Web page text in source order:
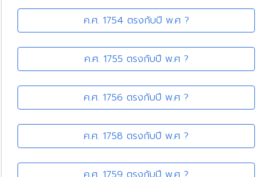
ค.ศ. 1754 ตรงกับปี พ.ศ ?
ค.ศ. 1755 ตรงกับปี พ.ศ ?
ค.ศ. 1756 ตรงกับปี พ.ศ ?
ค.ศ. 1758 ตรงกับปี พ.ศ ?